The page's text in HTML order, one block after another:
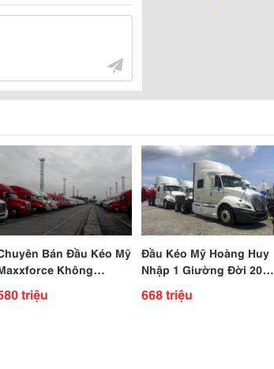
Bán Đầu Kéo Mỹ
Không
Đời 2012
triệu
Đầu Kéo Mỹ Hoàng Huy
Nhập 1 Giường Đời 2012
Moed 2013
668 triệu